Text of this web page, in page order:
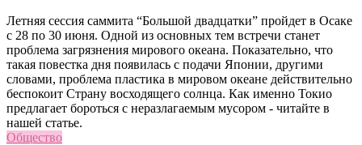
Летняя сессия саммита “Большой двадцатки” пройдет в Осаке
с 28 по 30 июня. Одной из основных тем встречи станет
проблема загрязнения мирового океана. Показательно, что
такая повестка дня появилась с подачи Японии, другими
словами, проблема пластика в мировом океане действительно
беспокоит Страну восходящего солнца. Как именно Токио
предлагает бороться с неразлагаемым мусором - читайте в
нашей статье.
Общество